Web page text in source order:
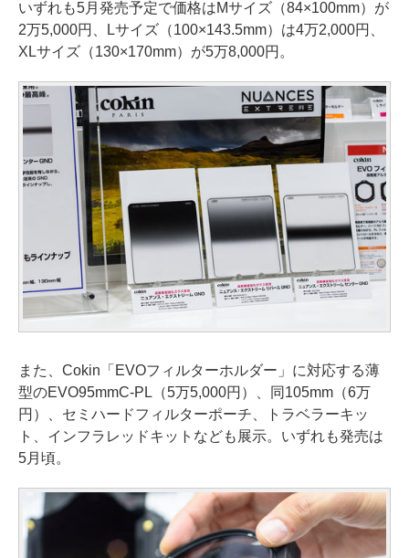
いずれも5月発売予定で価格はMサイズ（84×100mm）が
2万5,000円、Lサイズ（100×143.5mm）は4万2,000円、
XLサイズ（130×170mm）が5万8,000円。
また、Cokin「EVOフィルターホルダー」に対応する薄
型のEVO95mmC-PL（5万5,000円）、同105mm（6万
円）、セミハードフィルターポーチ、トラベラーキッ
ト、インフラレッドキットなども展示。いずれも発売は
5月頃。